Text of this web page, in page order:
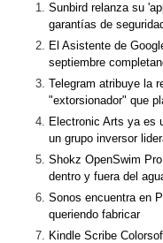
Sunbird relanza su
garantías de
El Asistente de
septiembre
Telegram atribuye la
"extorsionador" que
Electronic Arts ya es
un grupo inversor
Shokz OpenSwim
dentro y fuera del
Sonos encuentra en
queriendo fabricar
Kindle Scribe